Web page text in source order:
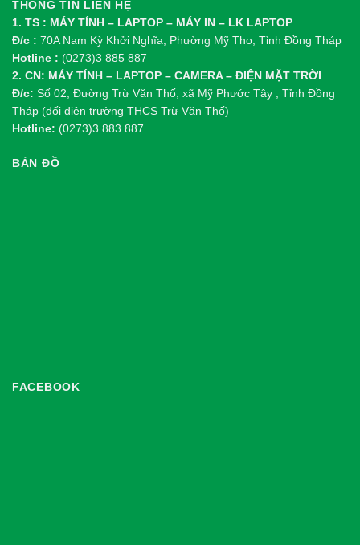
THÔNG TIN LIÊN HỆ
1. TS : MÁY TÍNH – LAPTOP – MÁY IN – LK LAPTOP
Đ/c : 70A Nam Kỳ Khởi Nghĩa, Phường Mỹ Tho, Tỉnh Đồng Tháp
Hotline : (0273)3 885 887
2. CN: MÁY TÍNH – LAPTOP – CAMERA – ĐIỆN MẶT TRỜI
Đ/c: Số 02, Đường Trừ Văn Thố, xã Mỹ Phước Tây , Tỉnh Đồng
Tháp (đối diện trường THCS Trừ Văn Thố)
Hotline: (0273)3 883 887
BẢN ĐỒ
FACEBOOK